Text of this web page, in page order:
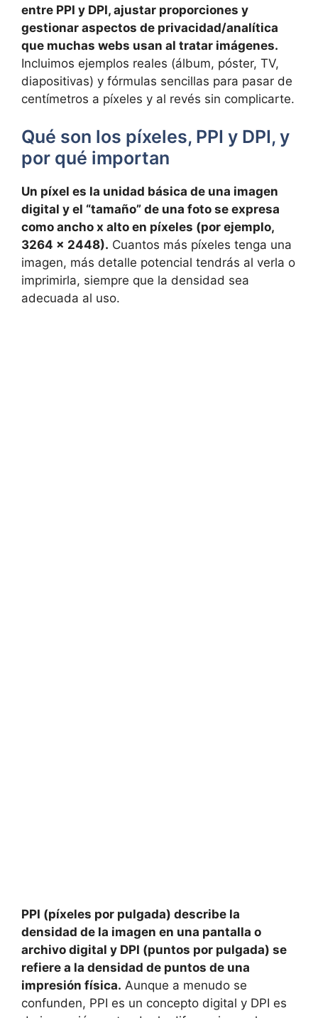
entre PPI y DPI, ajustar proporciones y
gestionar aspectos de privacidad/analítica
que muchas webs usan al tratar imágenes.
Incluimos ejemplos reales (álbum, póster, TV,
diapositivas) y fórmulas sencillas para pasar de
centímetros a píxeles y al revés sin complicarte.
Qué son los píxeles, PPI y DPI, y
por qué importan
Un píxel es la unidad básica de una imagen
digital y el “tamaño” de una foto se expresa
como ancho x alto en píxeles (por ejemplo,
3264 x 2448). Cuantos más píxeles tenga una
imagen, más detalle potencial tendrás al verla o
imprimirla, siempre que la densidad sea
adecuada al uso.
PPI (píxeles por pulgada) describe la
densidad de la imagen en una pantalla o
archivo digital y DPI (puntos por pulgada) se
refiere a la densidad de puntos de una
impresión física. Aunque a menudo se
confunden, PPI es un concepto digital y DPI es